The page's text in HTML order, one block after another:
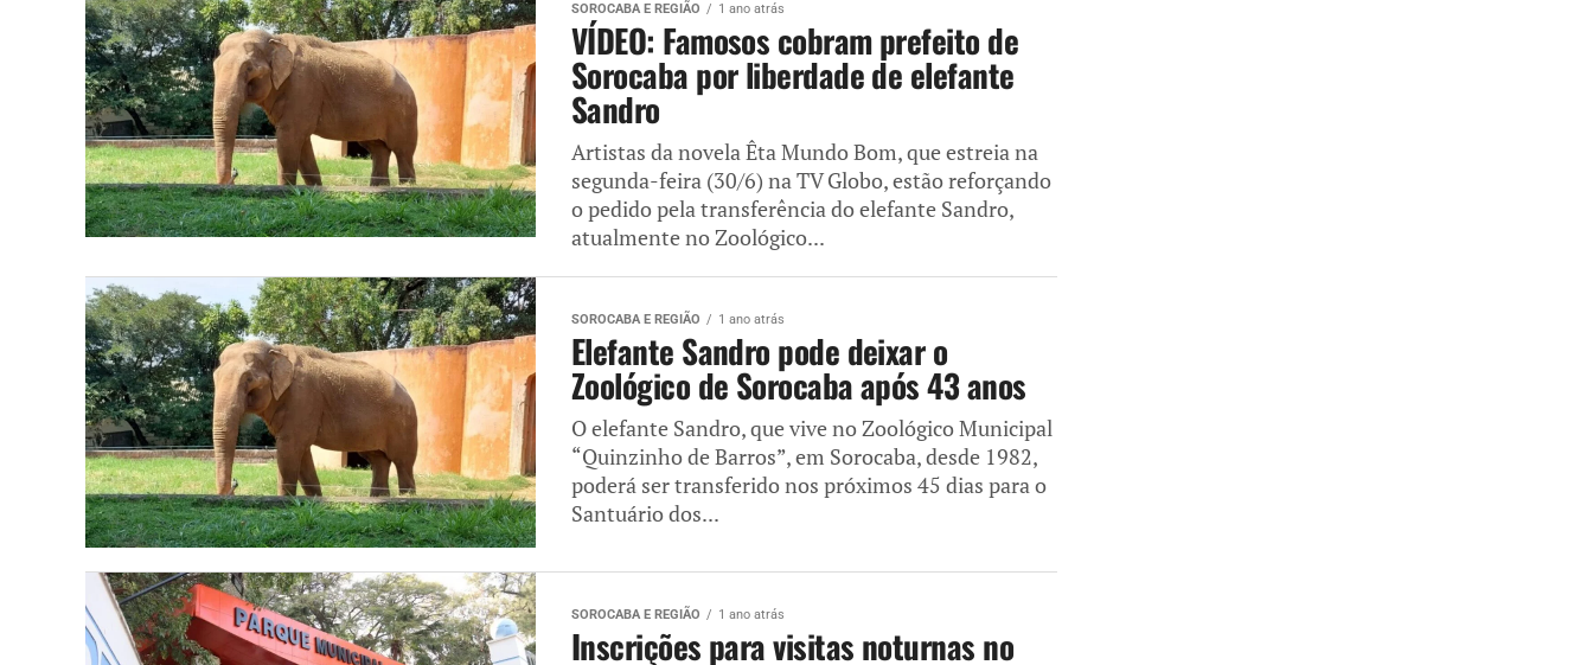
SOROCABA E REGIÃO 1 ano atrás
VÍDEO: Famosos cobram prefeito de
Sorocaba por liberdade de elefante
Sandro
Artistas da novela Êta Mundo Bom, que estreia na
segunda-feira (30/6) na TV Globo, estão reforçando
o pedido pela transferência do elefante Sandro,
atualmente no Zoológico...
SOROCABA E REGIÃO 1 ano atrás
Elefante Sandro pode deixar o
Zoológico de Sorocaba após 43 anos
O elefante Sandro, que vive no Zoológico Municipal
“Quinzinho de Barros”, em Sorocaba, desde 1982,
poderá ser transferido nos próximos 45 dias para o
Santuário dos...
SOROCABA E REGIÃO 1 ano atrás
Inscrições para visitas noturnas no